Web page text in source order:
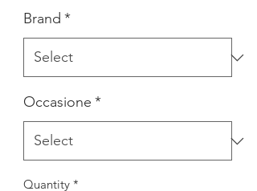
Brand *
Occasione *
Quantity *